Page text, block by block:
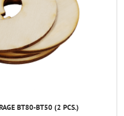
BT80-BT50 (2 PCS.)